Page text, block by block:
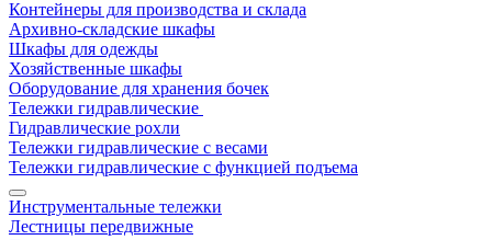
Контейнеры для производства и склада
Архивно-складские шкафы
Шкафы для одежды
Хозяйственные шкафы
Оборудование для хранения бочек
Тележки гидравлические
Гидравлические рохли
Тележки гидравлические с весами
Тележки гидравлические с функцией подъема
Инструментальные тележки
Лестницы передвижные